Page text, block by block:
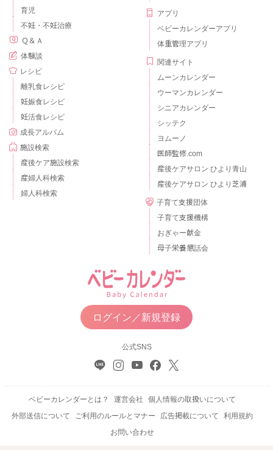
育児
不妊・不妊治療
Ｑ＆Ａ
体験談
レシピ
離乳食レシピ
妊娠食レシピ
妊活食レシピ
成長アルバム
施設検索
産後ケア施設検索
産婦人科検索
婦人科検索
アプリ
ベビーカレンダーアプリ
体重管理アプリ
関連サイト
ムーンカレンダー
ウーマンカレンダー
シニアカレンダー
シッテク
ヨムーノ
医師監修.com
産後ケアサロン ひより青山
産後ケアサロン ひより芝浦
子育て支援団体
子育て支援機構
おぎゃー献金
母子栄養懇話会
ログイン／新規登録
公式SNS
ベビーカレンダーとは？ 運営会社
個人情報の取扱いについて
外部送信について
ご利用のルールとマナー 広告掲載について
利用規約
お問い合わせ